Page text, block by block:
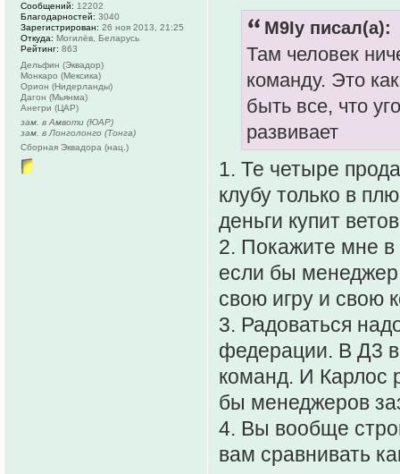
M9Iy писал(а):
Там человек
команду. Это
быть все, что
развивает
1. Те четыре
клубу только в
деньги купит
2. Покажите мне в
если бы
свою игру и свою
3. Радоваться
федерации. В Д3 в
команд. И Карлос
бы менеджеров
4. Вы вообще
вам сравнивать
Сообщений: 12202
Благодарностей: 3040
Зарегистрирован: 26 ноя 2013, 21:25
Откуда: Могилёв, Беларусь
Рейтинг: 863
Дельфин (Эквадор)
Монкаро (Мексика)
Орион (Нидерланды)
Дагон (Мьянма)
Анегри (ЦАР)
зам. в Амвоти (ЮАР)
зам. в Лонголонго (Тонга)
Сборная Эквадора (нац.)